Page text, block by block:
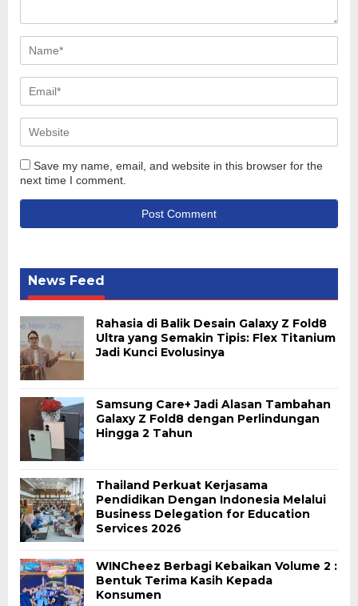
Save my name, email, and website in this browser for the
next time I comment.
News Feed
Rahasia di Balik Desain Galaxy Z Fold8
Ultra yang Semakin Tipis: Flex Titanium
Jadi Kunci Evolusinya
Samsung Care+ Jadi Alasan Tambahan
Galaxy Z Fold8 dengan Perlindungan
Hingga 2 Tahun
Thailand Perkuat Kerjasama
Pendidikan Dengan Indonesia Melalui
Business Delegation for Education
Services 2026
WINCheez Berbagi Kebaikan Volume 2 :
Bentuk Terima Kasih Kepada
Konsumen